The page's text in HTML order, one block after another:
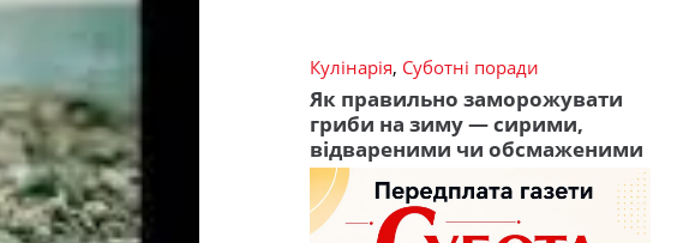
Кулінарія, Суботні поради
Як правильно заморожувати
гриби на зиму — сирими,
відвареними чи обсмаженими